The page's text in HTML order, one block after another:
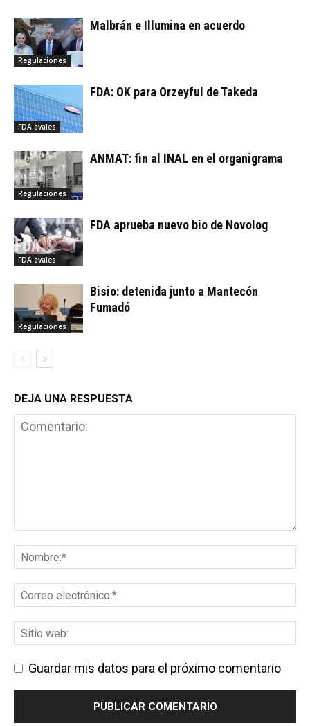
Regulaciones
Malbrán e Illumina en acuerdo
FDA avales
FDA: OK para Orzeyful de Takeda
Regulaciones
ANMAT: fin al INAL en el organigrama
FDA avales
FDA aprueba nuevo bio de Novolog
Regulaciones
Bisio: detenida junto a Mantecón
Fumadó
DEJA UNA RESPUESTA
Guardar mis datos para el próximo comentario